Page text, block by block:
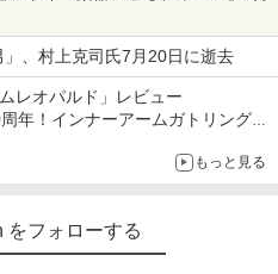
3色
」、村上克司氏7月20日に逝去
レオパルド」レビュー
年！インナーアームガトリングの
もっと見る
をフォローする